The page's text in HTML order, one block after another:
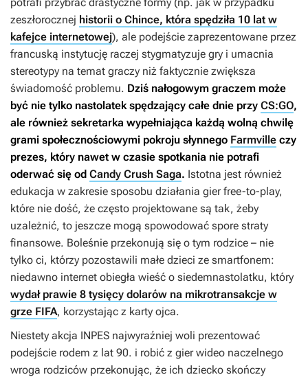
zeszłorocznej historii o Chince, która spędziła 10 lat w
kafejce internetowej), ale podejście zaprezentowane przez
francuską instytucję raczej stygmatyzuje gry i umacnia
stereotypy na temat graczy niż faktycznie zwiększa
świadomość problemu. Dziś nałogowym graczem może
być nie tylko nastolatek spędzający całe dnie przy CS:GO,
ale również sekretarka wypełniająca każdą wolną chwilę
grami społecznościowymi pokroju słynnego Farmville czy
prezes, który nawet w czasie spotkania nie potrafi
oderwać się od Candy Crush Saga. Istotna jest również
edukacja w zakresie sposobu działania gier free-to-play,
które nie dość, że często projektowane są tak, żeby
uzależnić, to jeszcze mogą spowodować spore straty
finansowe. Boleśnie przekonują się o tym rodzice – nie
tylko ci, którzy pozostawili małe dzieci ze smartfonem:
niedawno internet obiegła wieść o siedemnastolatku, który
wydał prawie 8 tysięcy dolarów na mikrotransakcje w
grze FIFA, korzystając z karty ojca.
Niestety akcja INPES najwyraźniej woli prezentować
podejście rodem z lat 90. i robić z gier wideo naczelnego
wroga rodziców przekonując, że ich dziecko skończy